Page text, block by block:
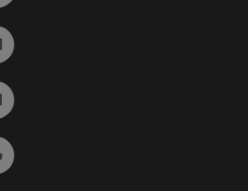
Ir a Flickr (abre en ventana nueva)
Ir a Linkedin (abre en ventana nueva)
Ir al Blog (abre en ventana nueva)